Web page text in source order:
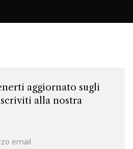
aggiornato sugli
alla nostra
email